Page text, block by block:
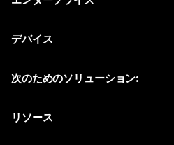
Meetings
デバイス
次のためのソリューション:
リソース